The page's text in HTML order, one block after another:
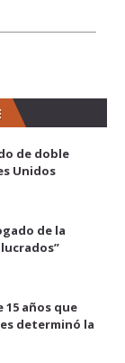
de doble
Unidos
de la
años que
determinó la